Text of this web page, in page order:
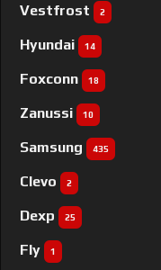
Vestfrost 2
Hyundai 14
Foxconn 18
Zanussi 10
Samsung 435
Clevo 2
Dexp 25
Fly 1